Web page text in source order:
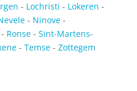
- Lochristi - Lokeren -
- Ninove-
Ronse- Sint-Martens-
- Temse- Zottegem